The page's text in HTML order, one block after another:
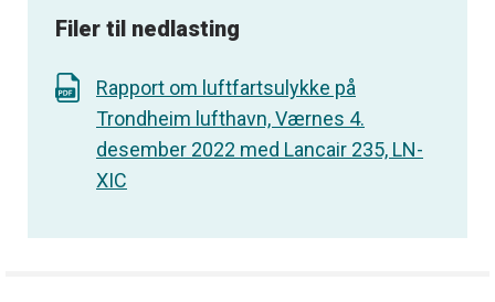
Filer til nedlasting
Rapport om luftfartsulykke på
Trondheim lufthavn, Værnes 4.
desember 2022 med Lancair 235, LN-
XIC